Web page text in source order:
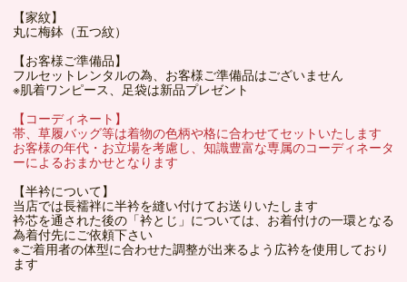
【家紋】
丸に梅鉢（五つ紋）
【お客様ご準備品】
フルセットレンタルの為、お客様ご準備品はございません
※肌着ワンピース、足袋は新品プレゼント
【コーディネート】
帯、草履バッグ等は着物の色柄や格に合わせてセットいたします
お客様の年代・お立場を考慮し、知識豊富な専属のコーディネータ
ーによるおまかせとなります
【半衿について】
当店では長襦袢に半衿を縫い付けてお送りいたします
衿芯を通された後の「衿とじ」については、お着付けの一環となる
為着付先にご依頼下さい
※ご着用者の体型に合わせた調整が出来るよう広衿を使用しており
ます